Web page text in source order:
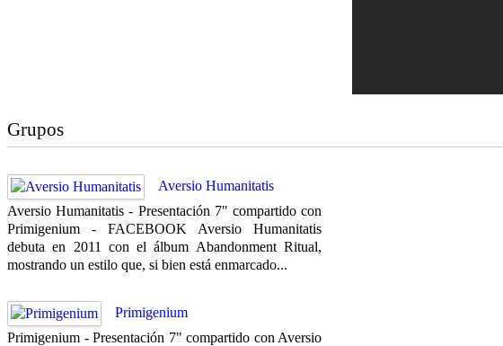
Grupos
Aversio Humanitatis
Aversio Humanitatis - Presentación 7" compartido con
Primigenium - FACEBOOK Aversio Humanitatis
debuta en 2011 con el álbum Abandonment Ritual,
mostrando un estilo que, si bien está enmarcado...
Primigenium
Primigenium - Presentación 7" compartido con Aversio